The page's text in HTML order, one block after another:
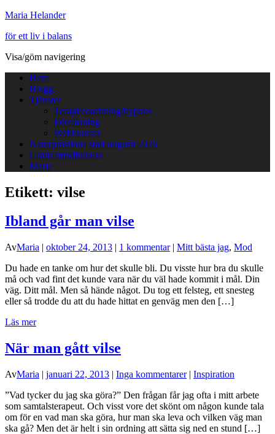
Maria Helander
för ett liv i balans
Visa/göm navigering
Hem
Blogg
Tjänster
Terapi/coachning/hypnos
Föreläsning
Webbkurser
Naturprästinna start augusti 2026
Gratis mindfulness
Maria
Etikett: vilse
Ibland går man vilse
AvMaria | oktober 24, 2013 | 1 kommentar| Mitt bästa jag, Mod
Du hade en tanke om hur det skulle bli. Du visste hur bra du skulle
må och vad fint det kunde vara när du väl hade kommit i mål. Din
väg. Ditt mål. Men så hände något. Du tog ett felsteg, ett snesteg
eller så trodde du att du hade hittat en genväg men den […]
Läs mer
När man gått vilse
AvMaria | januari 22, 2013 | Inga kommentarer| Inspiration
”Vad tycker du jag ska göra?” Den frågan får jag ofta i mitt arbete
som samtalsterapeut. Och visst vore det skönt om någon kunde tala
om för en vad man ska göra, hur man ska leva och vilken väg man
ska gå? Men det är helt i sin ordning att sätta sig ned en stund […]